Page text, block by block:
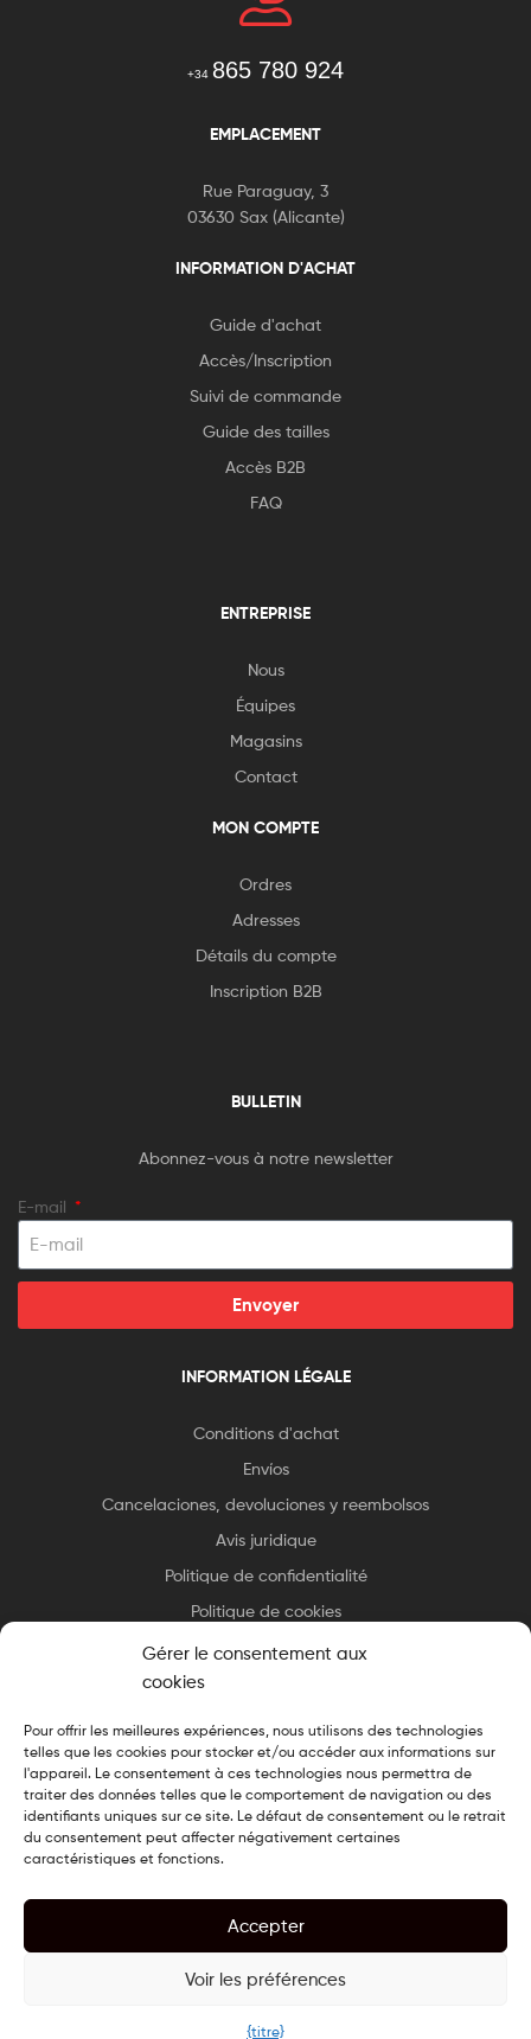
Gérer le consentement aux
cookies
Pour offrir les meilleures expériences, nous utilisons des technologies
telles que les cookies pour stocker et/ou accéder aux informations sur
l'appareil. Le consentement à ces technologies nous permettra de
traiter des données telles que le comportement de navigation ou des
identifiants uniques sur ce site. Le défaut de consentement ou le retrait
du consentement peut affecter négativement certaines
caractéristiques et fonctions.
Accepter
Voir les préférences
{titre}
+34 865 780 924
EMPLACEMENT
Rue Paraguay, 3
03630 Sax (Alicante)
INFORMATION D'ACHAT
Guide d'achat
Accès/Inscription
Suivi de commande
Guide des tailles
Accès B2B
FAQ
ENTREPRISE
Nous
Équipes
Magasins
Contact
MON COMPTE
Ordres
Adresses
Détails du compte
Inscription B2B
BULLETIN
Abonnez-vous à notre newsletter
E-mail
Envoyer
INFORMATION LÉGALE
Conditions d'achat
Envíos
Cancelaciones, devoluciones y reembolsos
Avis juridique
Politique de confidentialité
Politique de cookies
Copyright © 2025 Essax.Tous droits réservés. Design cuisiné par
Le Chef du Web